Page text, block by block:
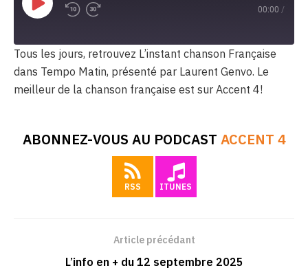
Play
Episode
00:00 /
Tous les jours, retrouvez L’instant chanson Française
dans Tempo Matin, présenté par Laurent Genvo. Le
meilleur de la chanson française est sur Accent 4!
ABONNEZ-VOUS AU PODCAST ACCENT 4
RSS ITUNES
Article précédant
L’info en + du 12 septembre 2025